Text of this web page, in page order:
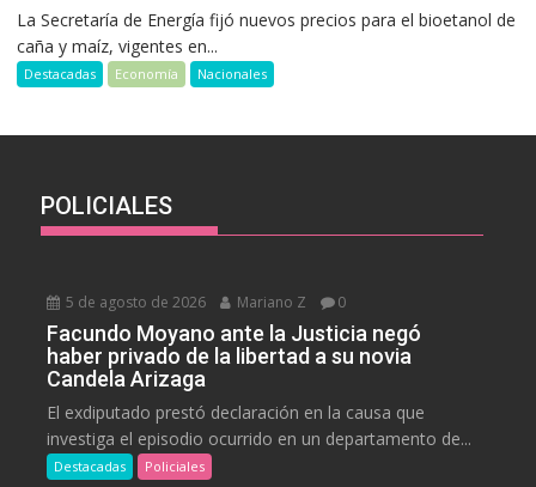
La Secretaría de Energía fijó nuevos precios para el bioetanol de
caña y maíz, vigentes en...
Destacadas Economía Nacionales
POLICIALES
5 de agosto de 2026 Mariano Z 0
Facundo Moyano ante la Justicia negó
haber privado de la libertad a su novia
Candela Arizaga
El exdiputado prestó declaración en la causa que
investiga el episodio ocurrido en un departamento de...
Destacadas Policiales